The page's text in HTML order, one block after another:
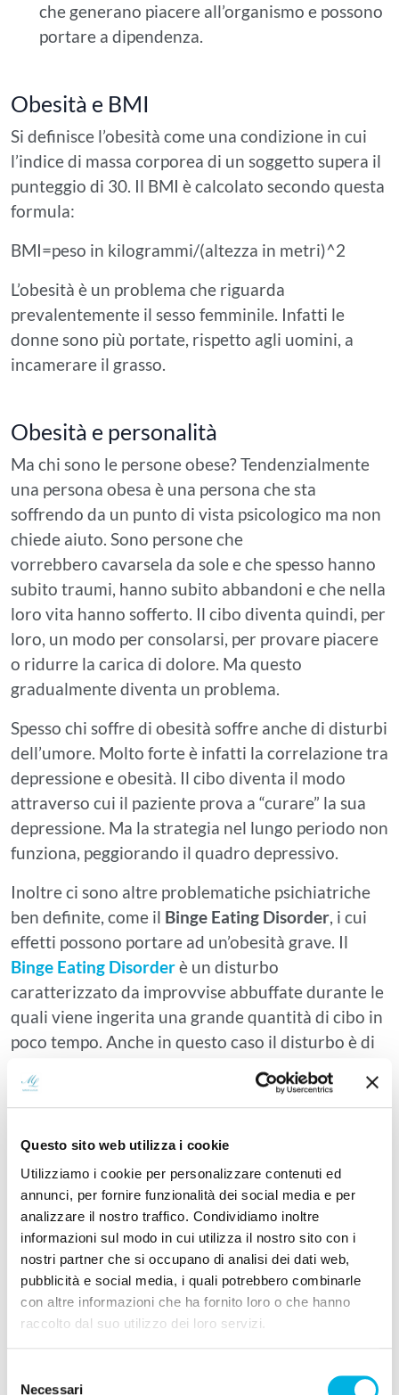
Questo sito web utilizza i cookie
Utilizziamo i cookie per personalizzare contenuti ed
annunci, per fornire funzionalità dei social media e per
analizzare il nostro traffico. Condividiamo inoltre
informazioni sul modo in cui utilizza il nostro sito con i
nostri partner che si occupano di analisi dei dati web,
pubblicità e social media, i quali potrebbero combinarle
con altre informazioni che ha fornito loro o che hanno
raccolto dal suo utilizzo dei loro servizi.
Necessari
che generano piacere all’organismo e possono
portare a dipendenza.
Obesità e BMI
Si definisce l’obesità come una condizione in cui
l’indice di massa corporea di un soggetto supera il
punteggio di 30. Il BMI è calcolato secondo questa
formula:
BMI=peso in kilogrammi/(altezza in metri)^2
L’obesità è un problema che riguarda
prevalentemente il sesso femminile. Infatti le
donne sono più portate, rispetto agli uomini, a
incamerare il grasso.
Obesità e personalità
Ma chi sono le persone obese? Tendenzialmente
una persona obesa è una persona che sta
soffrendo da un punto di vista psicologico ma non
chiede aiuto. Sono persone che
vorrebbero cavarsela da sole e che spesso hanno
subito traumi, hanno subito abbandoni e che nella
loro vita hanno sofferto. Il cibo diventa quindi, per
loro, un modo per consolarsi, per provare piacere
o ridurre la carica di dolore. Ma questo
gradualmente diventa un problema.
Spesso chi soffre di obesità soffre anche di disturbi
dell’umore. Molto forte è infatti la correlazione tra
depressione e obesità. Il cibo diventa il modo
attraverso cui il paziente prova a “curare” la sua
depressione. Ma la strategia nel lungo periodo non
funziona, peggiorando il quadro depressivo.
Inoltre ci sono altre problematiche psichiatriche
ben definite, come il Binge Eating Disorder, i cui
effetti possono portare ad un’obesità grave. Il
Binge Eating Disorderè un disturbo
caratterizzato da improvvise abbuffate durante le
quali viene ingerita una grande quantità di cibo in
poco tempo. Anche in questo caso il disturbo è di
natura psicologica e a ben poco serve concentrarsi
solamente sul calo ponderale.
Overeating anonymous
GliOverating Anonymous, che sono l’equivalente
degli Alcolisti Anonimi per i disturbi come
Eatingeobesità, sono una realtà importante per il
trattamento di questi disturbi. Infatti la terapia di
gruppo ha dimostrato di essere molto efficace per
queste problematiche. La forza del gruppo ti aiuta
La dieta in questi disturbi non può infatti essere la